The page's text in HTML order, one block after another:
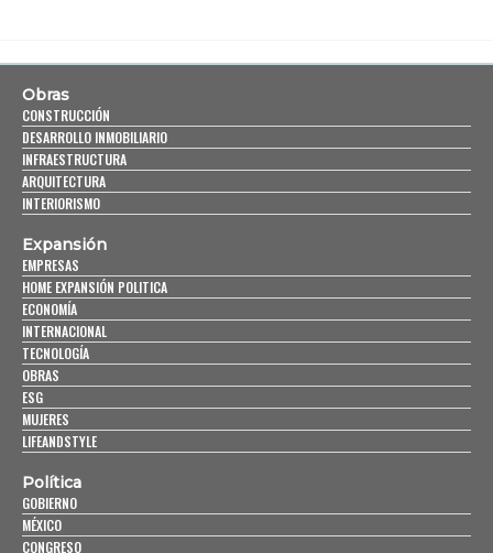
Obras
CONSTRUCCIÓN
DESARROLLO INMOBILIARIO
INFRAESTRUCTURA
ARQUITECTURA
INTERIORISMO
Expansión
EMPRESAS
HOME EXPANSIÓN POLITICA
ECONOMÍA
INTERNACIONAL
TECNOLOGÍA
OBRAS
ESG
MUJERES
LIFEANDSTYLE
Política
GOBIERNO
MÉXICO
CONGRESO